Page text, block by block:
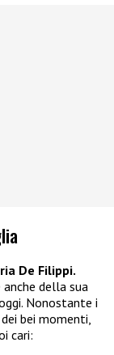
De Filippi.
della sua
Nonostante i
bei momenti,
cari: